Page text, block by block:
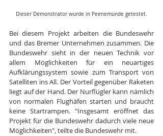
Dieser Demonstrator wurde in Peenemünde getestet.
Bei diesem Projekt arbeiten die Bundeswehr
und das Bremer Unternehmen zusammen. Die
Bundeswehr sieht in der neuen Technik vor
allem Möglichkeiten für ein neuartiges
Aufklärungssystem sowie zum Transport von
Satelliten ins All. Der Vorteil gegenüber Raketen
liegt auf der Hand. Der Nurflügler kann nämlich
von normalen Flughäfen starten und braucht
keine Startrampen. "Insgesamt eröffnet das
Projekt für die Bundeswehr dadurch viele neue
Möglichkeiten", teilte die Bundeswehr mit.